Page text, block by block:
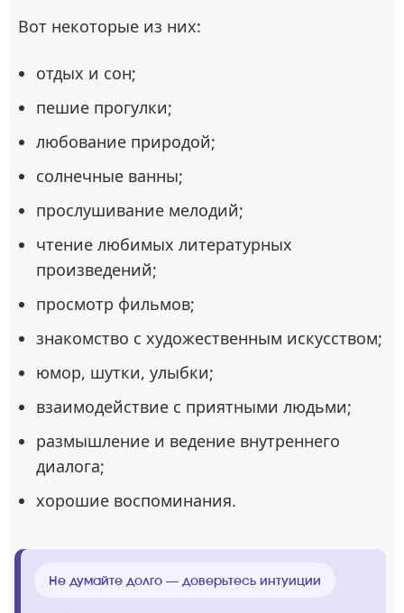
Вот некоторые из них:
отдых и сон;
пешие прогулки;
любование природой;
солнечные ванны;
прослушивание мелодий;
чтение любимых литературных
произведений;
просмотр фильмов;
знакомство с художественным искусством;
юмор, шутки, улыбки;
взаимодействие с приятными людьми;
размышление и ведение внутреннего
диалога;
хорошие воспоминания.
Не думайте долго — доверьтесь интуиции